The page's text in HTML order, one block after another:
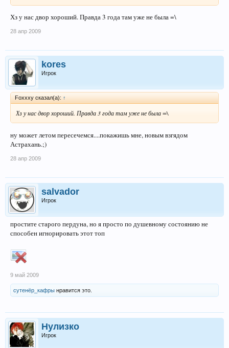
Хз у нас двор хороший. Правда 3 года там уже не была =\
28 апр 2009
kores
Игрок
Foxxxy сказал(а): ↑
Хз у нас двор хороший. Правда 3 года там уже не была =\
ну может летом пересечемся....покажишь мне, новым взгядом
Астрахань.;)
28 апр 2009
salvador
Игрок
простите старого пердуна, но я просто по душевному состоянию не
способен игнорировать этот топ
9 май 2009
сутенёр_кафры нравится это.
Нулизко
Игрок